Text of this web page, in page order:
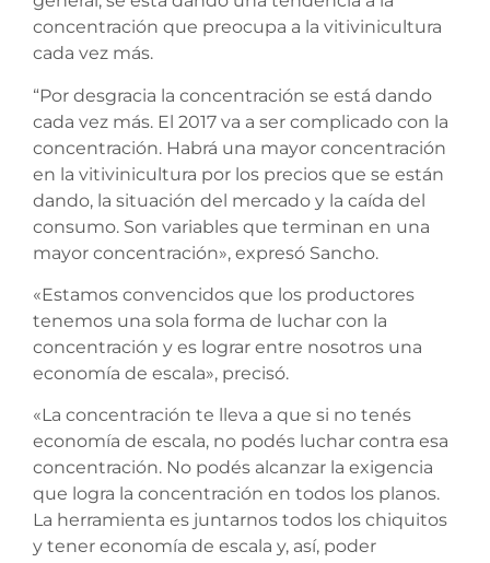
concentración que preocupa a la vitivinicultura
cada vez más.
“Por desgracia la concentración se está dando
cada vez más. El 2017 va a ser complicado con la
concentración. Habrá una mayor concentración
en la vitivinicultura por los precios que se están
dando, la situación del mercado y la caída del
consumo. Son variables que terminan en una
mayor concentración», expresó Sancho.
«Estamos convencidos que los productores
tenemos una sola forma de luchar con la
concentración y es lograr entre nosotros una
economía de escala», precisó.
«La concentración te lleva a que si no tenés
economía de escala, no podés luchar contra esa
concentración. No podés alcanzar la exigencia
que logra la concentración en todos los planos.
La herramienta es juntarnos todos los chiquitos
y tener economía de escala y, así, poder